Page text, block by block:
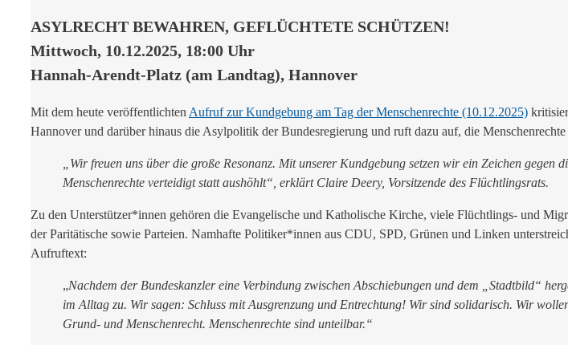
ASYLRECHT BEWAHREN, GEFLÜCHTETE SCHÜTZEN!
Mittwoch, 10.12.2025, 18:00 Uhr
Hannah-Arendt-Platz (am Landtag), Hannover
Mit dem heute veröffentlichten Aufruf zur Kundgebung am Tag der Menschenrechte (10.12.2025)
Hannover und darüber hinaus die Asylpolitik der Bundesregierung und ruft dazu auf, die
„Wir freuen uns über die große Resonanz. Mit unserer Kundgebung setzen wir ein Zeichen
Menschenrechte verteidigt statt aushöhlt“, erklärt Claire Deery, Vorsitzende des Flüchtlingsrats.
Zu den Unterstützer*innen gehören die Evangelische und Katholische Kirche, viele Flüchtlings- und
der Paritätische sowie Parteien. Namhafte Politiker*innen aus CDU, SPD, Grünen und Linken
Aufruftext:
„Nachdem der Bundeskanzler eine Verbindung zwischen Abschiebungen und dem „Stadtbild“
im Alltag zu. Wir sagen: Schluss mit Ausgrenzung und Entrechtung! Wir sind solidarisch. Wir
Grund- und Menschenrecht. Menschenrechte sind unteilbar.“